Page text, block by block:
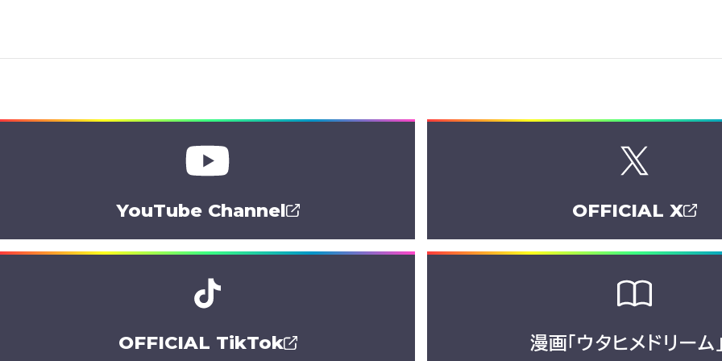
YouTube Channel OFFICIAL X
OFFICIAL TikTok 漫画「ウタヒメドリーム